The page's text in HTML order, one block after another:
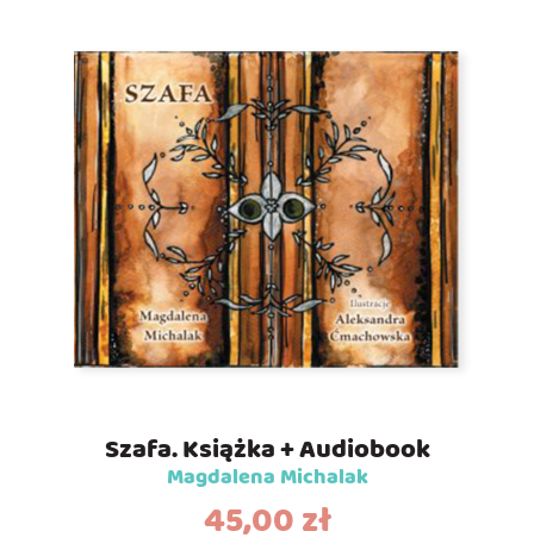
Szafa. Książka + Audiobook
Magdalena Michalak
45,00zł